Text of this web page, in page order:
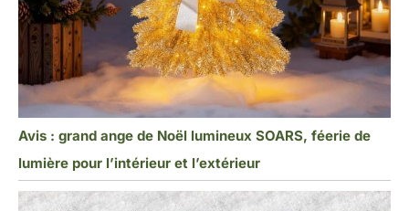
Avis : grand ange de Noël lumineux SOARS, féerie de
lumière pour l’intérieur et l’extérieur